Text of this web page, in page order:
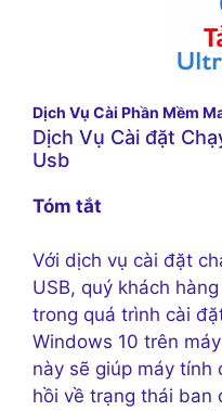
Dịch Vụ Cài Phần Mềm
Dịch Vụ Cài đặt
Usb
Tóm tắt
Với dịch vụ cài đặt
USB, quý khách
trong quá trình cài
Windows 10 trên
này sẽ giúp máy tính
hồi về trạng thái ban